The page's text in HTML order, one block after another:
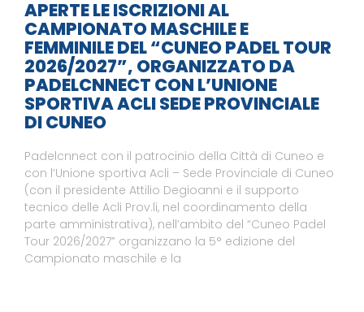
APERTE LE ISCRIZIONI AL
CAMPIONATO MASCHILE E
FEMMINILE DEL “CUNEO PADEL TOUR
2026/2027”, ORGANIZZATO DA
PADELCNNECT CON L’UNIONE
SPORTIVA ACLI SEDE PROVINCIALE
DI CUNEO
Padelcnnect con il patrocinio della Città di Cuneo e
con l’Unione sportiva Acli – Sede Provinciale di Cuneo
(con il presidente Attilio Degioanni e il supporto
tecnico delle Acli Prov.li, nel coordinamento della
parte amministrativa), nell’ambito del “Cuneo Padel
Tour 2026/2027” organizzano la 5° edizione del
Campionato maschile e la